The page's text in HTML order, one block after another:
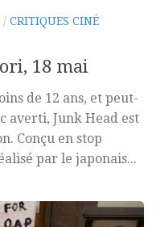
/ CRITIQUES CINÉ
18 mai
de 12 ans, et peut-
averti, Junk Head est
Conçu en stop
par le japonais...